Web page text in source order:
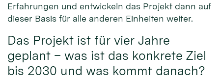
Erfahrungen und entwickeln das Projekt dann auf
dieser Basis für alle anderen Einheiten weiter.
Das Projekt ist für vier Jahre
geplant – was ist das konkrete Ziel
bis 2030 und was kommt danach?